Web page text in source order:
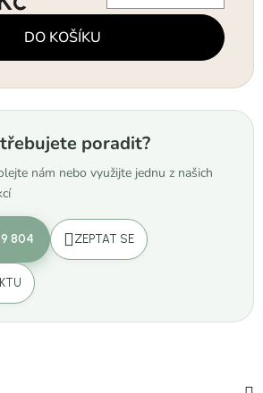
DO KOŠÍKU
poradit?
nám nebo využijte jednu z našich
804 ZEPTAT SE